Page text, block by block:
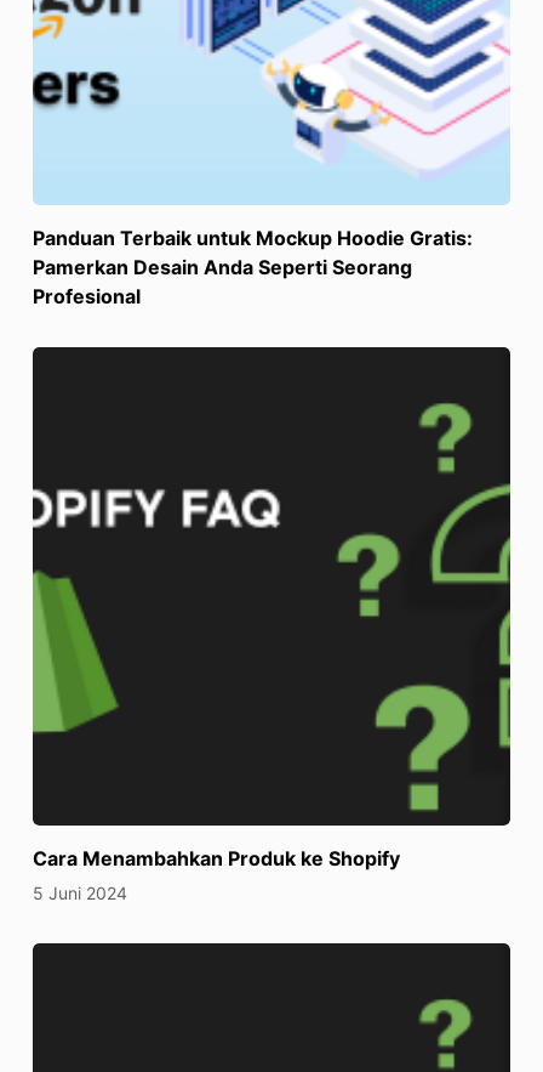
Panduan Terbaik untuk Mockup Hoodie Gratis:
Pamerkan Desain Anda Seperti Seorang
Profesional
Cara Menambahkan Produk ke Shopify
5 Juni 2024